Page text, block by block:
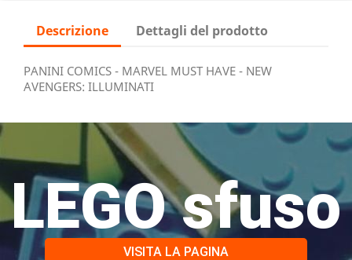
Descrizione Dettagli del prodotto
PANINI COMICS - MARVEL MUST HAVE - NEW
AVENGERS: ILLUMINATI
LEGO sfuso
VISITA LA PAGINA